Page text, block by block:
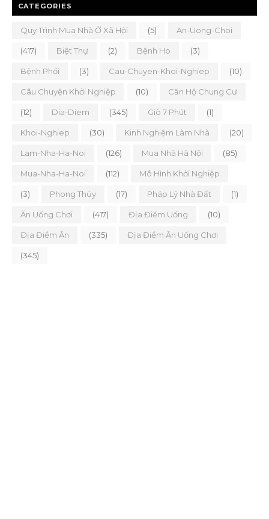
CATEGORIES
Quy Trình Mua Nhà Ở Xã Hội (5) An-Uong-Choi
(417) Biệt Thự (2) Bệnh Ho (3)
Bệnh Phổi (3) Cau-Chuyen-Khoi-Nghiep (10)
Câu Chuyện Khởi Nghiệp (10) Căn Hộ Chung Cư
(12) Dia-Diem (345) Giò 7 Phút (1)
Khoi-Nghiep (30) Kinh Nghiệm Làm Nhà (20)
Lam-Nha-Ha-Noi (126) Mua Nhà Hà Nội (85)
Mua-Nha-Ha-Noi (112) Mô Hình Khởi Nghiệp
(3) Phong Thủy (17) Pháp Lý Nhà Đất (1)
Ăn Uống Chơi (417) Địa Điểm Uống (10)
Địa Điểm Ăn (335) Địa Điểm Ăn Uống Chơi
(345)